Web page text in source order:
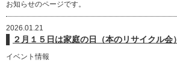
お知らせのページです。
2026.01.21
２月１５日は家庭の日（本のリサイクル会）
イベント情報